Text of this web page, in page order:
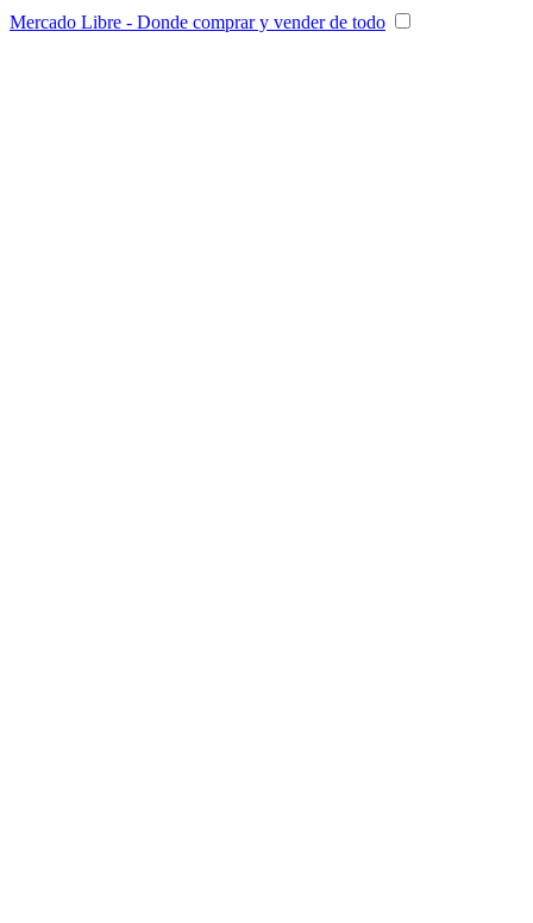
Mercado Libre - Donde comprar y vender de todo